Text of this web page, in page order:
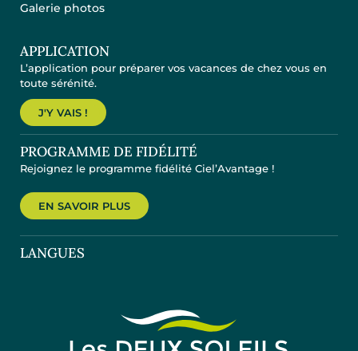
Galerie photos
APPLICATION
L’application pour préparer vos vacances de chez vous en
toute sérénité.
J'Y VAIS !
PROGRAMME DE FIDÉLITÉ
Rejoignez le programme fidélité Ciel’Avantage !
EN SAVOIR PLUS
LANGUES